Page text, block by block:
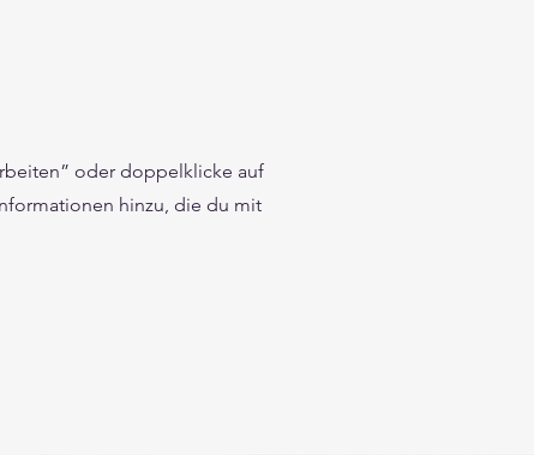
oder doppelklicke auf
hinzu, die du mit